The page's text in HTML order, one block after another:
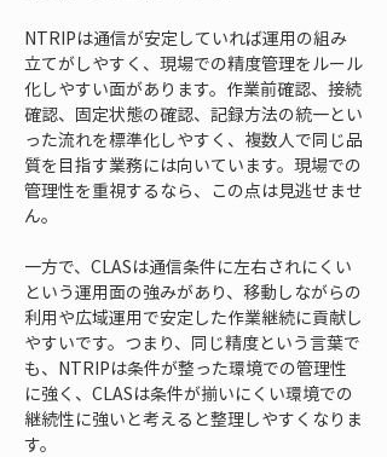
NTRIPは通信が安定していれば運用の組み
立てがしやすく、現場での精度管理をルール
化しやすい面があります。作業前確認、接続
確認、固定状態の確認、記録方法の統一とい
った流れを標準化しやすく、複数人で同じ品
質を目指す業務には向いています。現場での
管理性を重視するなら、この点は見逃せませ
ん。
一方で、CLASは通信条件に左右されにくい
という運用面の強みがあり、移動しながらの
利用や広域運用で安定した作業継続に貢献し
やすいです。つまり、同じ精度という言葉で
も、NTRIPは条件が整った環境での管理性
に強く、CLASは条件が揃いにくい環境での
継続性に強いと考えると整理しやすくなりま
す。